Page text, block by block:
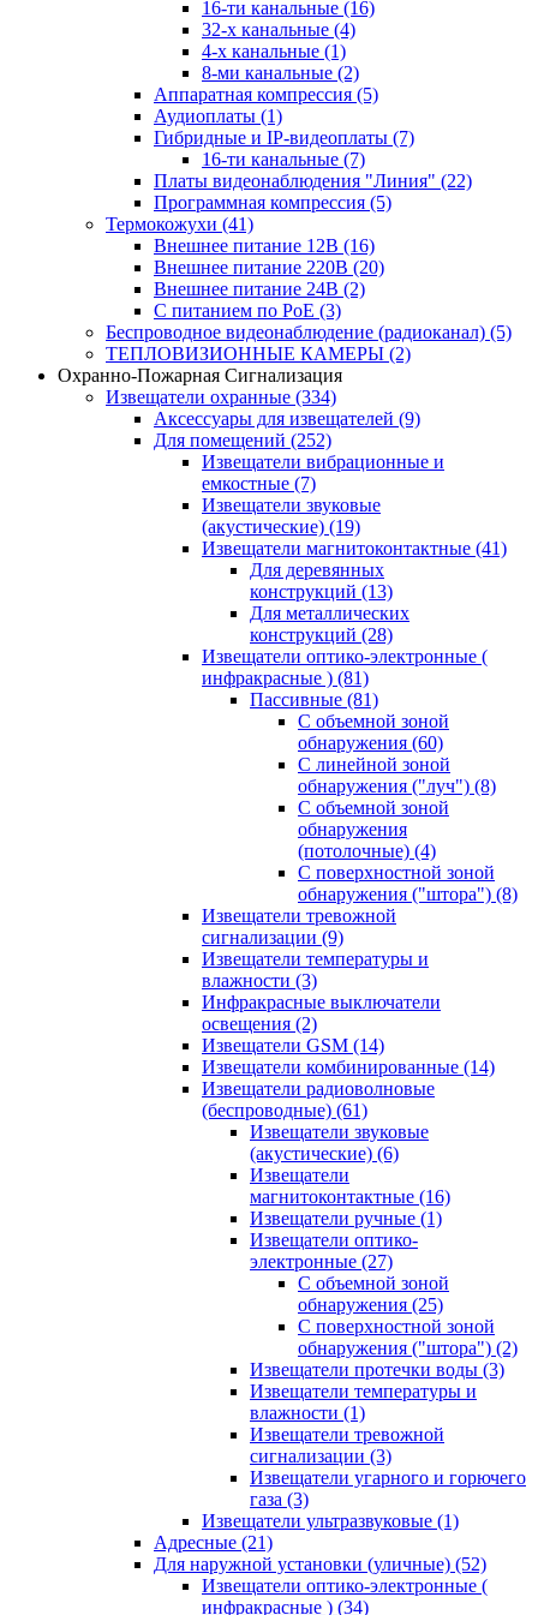
16-ти канальные (16)
32-х канальные (4)
4-х канальные (1)
8-ми канальные (2)
Аппаратная компрессия (5)
Аудиоплаты (1)
Гибридные и IP-видеоплаты (7)
16-ти канальные (7)
Платы видеонаблюдения "Линия" (22)
Программная компрессия (5)
Термокожухи (41)
Внешнее питание 12В (16)
Внешнее питание 220В (20)
Внешнее питание 24В (2)
С питанием по PoE (3)
Беспроводное видеонаблюдение (радиоканал) (5)
ТЕПЛОВИЗИОННЫЕ КАМЕРЫ (2)
Охранно-Пожарная Сигнализация
Извещатели охранные (334)
Аксессуары для извещателей (9)
Для помещений (252)
Извещатели вибрационные и
емкостные (7)
Извещатели звуковые
(акустические) (19)
Извещатели магнитоконтактные (41)
Для деревянных
конструкций (13)
Для металлических
конструкций (28)
Извещатели оптико-электронные (
инфракрасные ) (81)
Пассивные (81)
С объемной зоной
обнаружения (60)
С линейной зоной
обнаружения ("луч") (8)
С объемной зоной
обнаружения
(потолочные) (4)
С поверхностной зоной
обнаружения ("штора") (8)
Извещатели тревожной
сигнализации (9)
Извещатели температуры и
влажности (3)
Инфракрасные выключатели
освещения (2)
Извещатели GSM (14)
Извещатели комбинированные (14)
Извещатели радиоволновые
(беспроводные) (61)
Извещатели звуковые
(акустические) (6)
Извещатели
магнитоконтактные (16)
Извещатели ручные (1)
Извещатели оптико-
электронные (27)
С объемной зоной
обнаружения (25)
С поверхностной зоной
обнаружения ("штора") (2)
Извещатели протечки воды (3)
Извещатели температуры и
влажности (1)
Извещатели тревожной
сигнализации (3)
Извещатели угарного и горючего
газа (3)
Извещатели ультразвуковые (1)
Адресные (21)
Для наружной установки (уличные) (52)
Извещатели оптико-электронные (
инфракрасные ) (34)